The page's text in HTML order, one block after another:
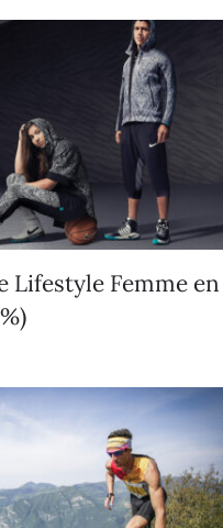
Lifestyle Femme en